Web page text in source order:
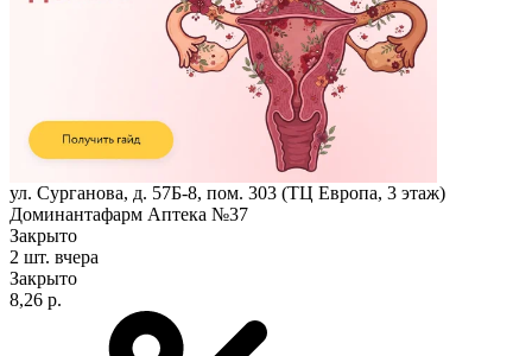
ул. Сурганова, д. 57Б-8, пом. 303 (ТЦ Европа, 3 этаж)
Доминантафарм Аптека №37
Закрыто
2 шт. вчера
Закрыто
8,26 р.